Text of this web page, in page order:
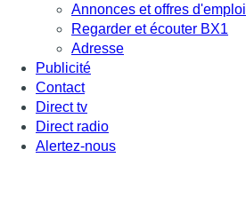
Annonces et offres d'emploi
Regarder et écouter BX1
Adresse
Publicité
Contact
Direct tv
Direct radio
Alertez-nous